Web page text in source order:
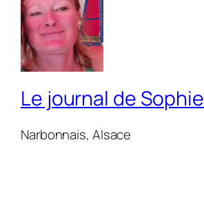
Le journal de Sophie
Narbonnais, Alsace